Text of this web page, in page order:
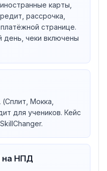
422-ФЗ).
АУСН, ПСН,
сделок.
в номенклатуре и
и SDK для
карты,
рассрочка,
странице.
день, чеки включены
Мокка,
для учеников. Кейс
на НПД